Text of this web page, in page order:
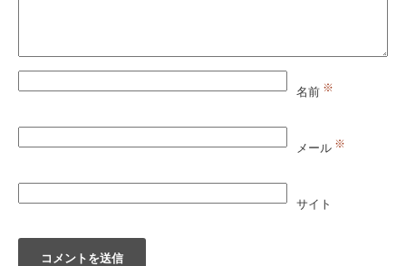
名前 ※
メール ※
サイト